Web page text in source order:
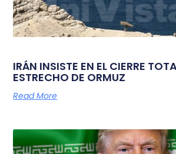
IRÁN INSISTE EN EL CIERRE
ESTRECHO DE ORMUZ
Read More